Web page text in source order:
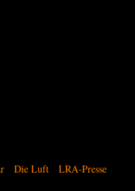
Die Luft LRA-Presse